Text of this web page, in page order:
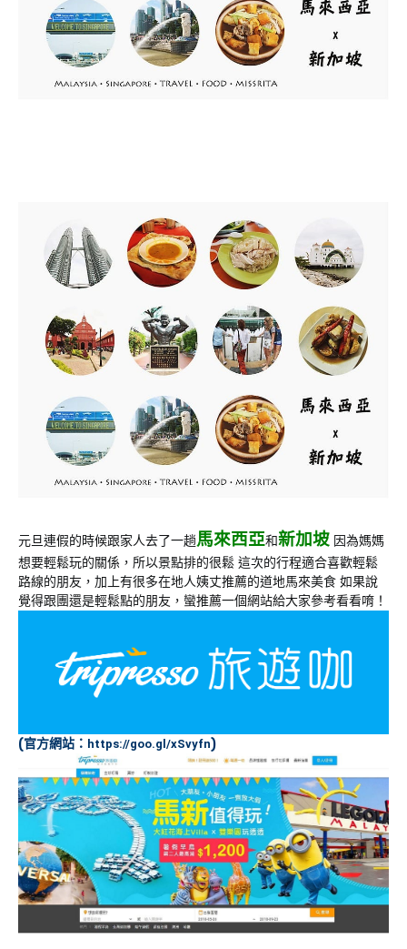
元旦連假的時候跟家人去了一趟馬來西亞和新加坡 因為媽媽
想要輕鬆玩的關係，所以景點排的很鬆 這次的行程適合喜歡輕鬆
路線的朋友，加上有很多在地人姨丈推薦的道地馬來美食 如果說
覺得跟團還是輕鬆點的朋友，蠻推薦一個網站給大家參考看看唷！
(官方網站： https://goo.gl/xSvyfn)